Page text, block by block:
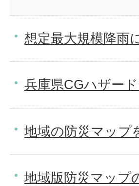
想定最大規模降雨
兵庫県CGハザー
地域の防災マップ
地域版防災マップ